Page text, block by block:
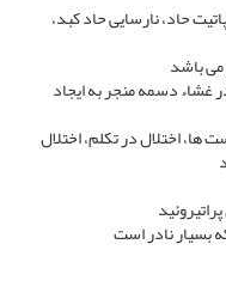
حاد، نارسایی حاد کبد،
باشد
دسمه منجر به ایجاد
اختلال در تکلم، اختلال
بسیار نادر است